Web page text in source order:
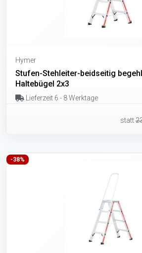
Hymer
Stufen-Stehleiter-beidseitig
Haltebügel 2x3
Lieferzeit 6 - 8 Werktage
statt
-38%